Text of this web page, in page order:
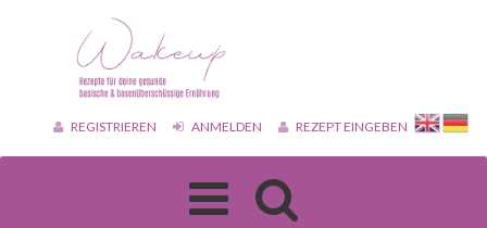
REGISTRIEREN ANMELDEN REZEPT EINGEBEN
Toggle
navigation